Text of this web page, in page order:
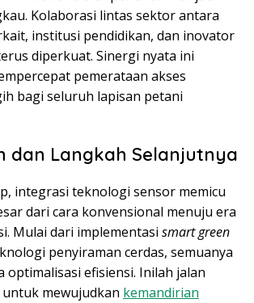
Kolaborasi lintas sektor antara
institusi pendidikan, dan inovator
diperkuat. Sinergi nyata ini
pemerataan akses
bagi seluruh lapisan petani
dan Langkah Selanjutnya
integrasi teknologi sensor memicu
dari cara konvensional menuju era
Mulai dari implementasi smart green
penyiraman cerdas, semuanya
optimalisasi efisiensi. Inilah jalan
mewujudkan kemandirian